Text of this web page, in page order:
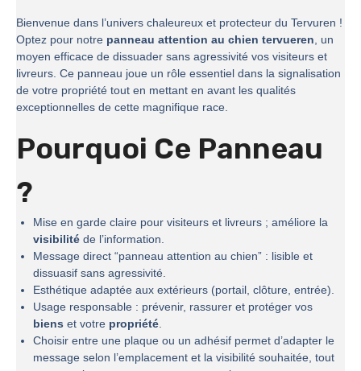
Bienvenue dans l’univers chaleureux et protecteur du Tervuren !
Optez pour notre panneau attention au chien tervueren, un
moyen efficace de dissuader sans agressivité vos visiteurs et
livreurs. Ce panneau joue un rôle essentiel dans la signalisation
de votre propriété tout en mettant en avant les qualités
exceptionnelles de cette magnifique race.
Pourquoi Ce Panneau
?
Mise en garde claire pour visiteurs et livreurs ; améliore la
visibilité de l’information.
Message direct “panneau attention au chien” : lisible et
dissuasif sans agressivité.
Esthétique adaptée aux extérieurs (portail, clôture, entrée).
Usage responsable : prévenir, rassurer et protéger vos
biens et votre propriété.
Choisir entre une plaque ou un adhésif permet d’adapter le
message selon l’emplacement et la visibilité souhaitée, tout